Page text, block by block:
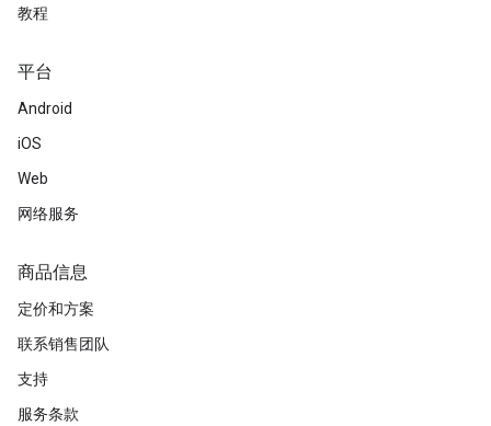
教程
平台
Android
iOS
Web
网络服务
商品信息
定价和方案
联系销售团队
支持
服务条款